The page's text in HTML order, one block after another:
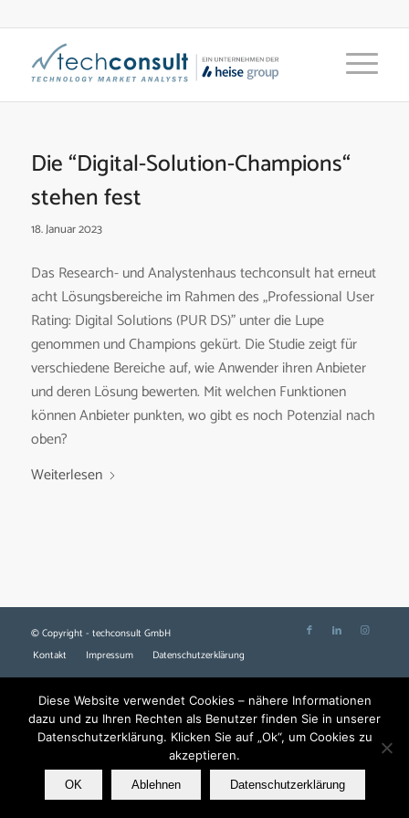
Die “Digital-Solution-Champions“
stehen fest
18. Januar 2023
Das Research- und Analystenhaus techconsult hat erneut
acht Lösungsbereiche im Rahmen des „Professional User
Rating: Digital Solutions (PUR DS)” unter die Lupe
genommen und Champions gekürt. Die Studie zeigt für
verschiedene Bereiche auf, wie Anwender ihren Anbieter
und deren Lösung bewerten. Mit welchen Funktionen
können Anbieter punkten, wo gibt es noch Potenzial nach
oben?
Weiterlesen
© Copyright - techconsult GmbH
Kontakt
Impressum Datenschutzerklärung
Diese Website verwendet Cookies – nähere Informationen
dazu und zu Ihren Rechten als Benutzer finden Sie in unserer
Datenschutzerklärung. Klicken Sie auf „Ok“, um Cookies zu
akzeptieren.
OK Ablehnen Datenschutzerklärung